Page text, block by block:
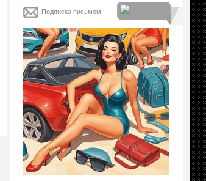
Подписка письмом